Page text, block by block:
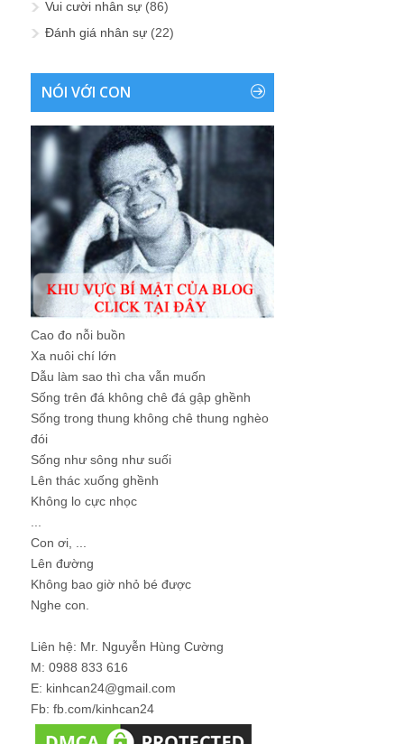
Vui cười nhân sự (86)
Đánh giá nhân sự (22)
NÓI VỚI CON
Cao đo nỗi buồn
Xa nuôi chí lớn
Dẫu làm sao thì cha vẫn muốn
Sống trên đá không chê đá gập ghềnh
Sống trong thung không chê thung nghèo
đói
Sống như sông như suối
Lên thác xuống ghềnh
Không lo cực nhọc
Con ơi, ...
Lên đường
Không bao giờ nhỏ bé được
Nghe con.
Liên hệ: Mr. Nguyễn Hùng Cường
M: 0988 833 616
E: kinhcan24@gmail.com
Fb: fb.com/kinhcan24